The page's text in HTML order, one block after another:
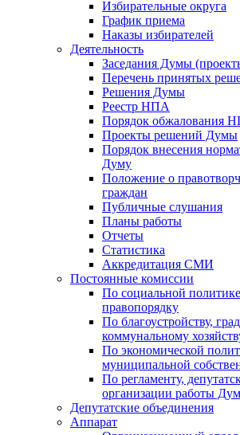
Избирательные округа
График приема
Наказы избирателей
Деятельность
Заседания Думы
Перечень принятых
Решения Думы
Реестр НПА
Порядок обжалования
Проекты решений Думы
Порядок внесения
Думу
Положение о
граждан
Публичные слушания
Планы работы
Отчеты
Статистика
Аккредитация СМИ
Постоянные комиссии
По социальной
правопорядку
По благоустройству,
коммунальному
По экономической
муниципальной
По регламенту,
организации работы
Депутатские объединения
Аппарат